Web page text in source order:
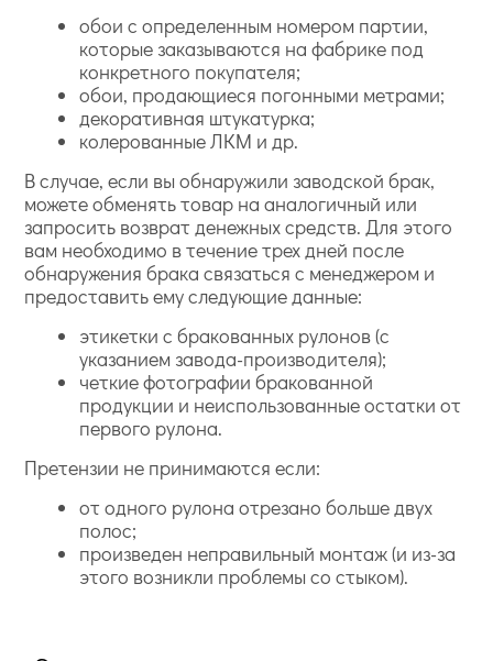
обои с определенным номером партии,
которые заказываются на фабрике под
конкретного покупателя;
обои, продающиеся погонными метрами;
декоративная штукатурка;
колерованные ЛКМ и др.
В случае, если вы обнаружили заводской брак,
можете обменять товар на аналогичный или
запросить возврат денежных средств. Для этого
вам необходимо в течение трех дней после
обнаружения брака связаться с менеджером и
предоставить ему следующие данные:
этикетки с бракованных рулонов (с
указанием завода-производителя);
четкие фотографии бракованной
продукции и неиспользованные остатки от
первого рулона.
Претензии не принимаются если:
от одного рулона отрезано больше двух
полос;
произведен неправильный монтаж (и из-за
этого возникли проблемы со стыком).